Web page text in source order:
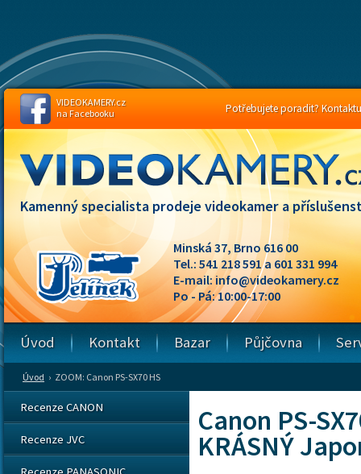
Kamenný specialista prodeje videokamer a
Minská 37, Brno 616 00
Tel.: 541 218 591 a 601 331 994
E-mail:info@videokamery.cz
Po - Pá: 10:00-17:00
Úvod › ZOOM: Canon PS-SX70 HS
Canon PS-
KRÁSNÝ
Recenze CANON
Recenze JVC
Úvod Kontakt Bazar Půjčovna
VIDEOKAMERY.cz
na Facebooku
Potřebujete poradit?